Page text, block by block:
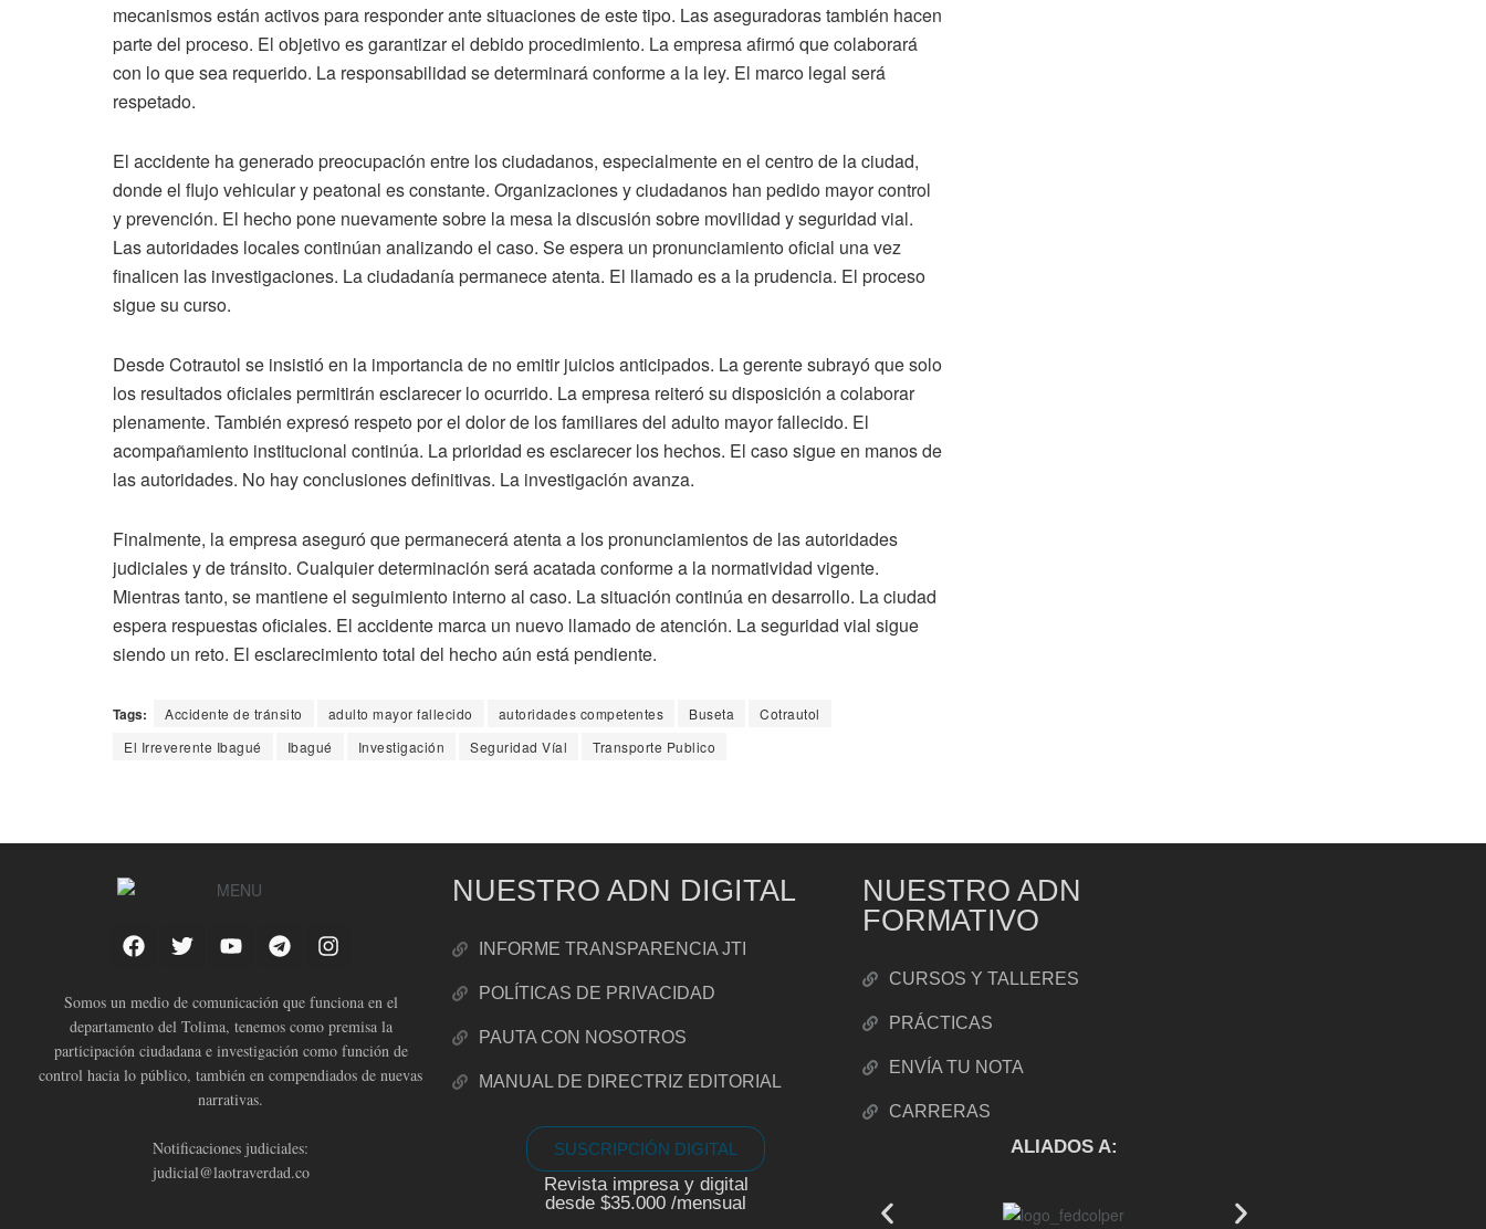
mecanismos están activos para responder ante situaciones de este tipo. Las aseguradoras también hacen
parte del proceso. El objetivo es garantizar el debido procedimiento. La empresa afirmó que colaborará
con lo que sea requerido. La responsabilidad se determinará conforme a la ley. El marco legal será
respetado.
El accidente ha generado preocupación entre los ciudadanos, especialmente en el centro de la ciudad,
donde el flujo vehicular y peatonal es constante. Organizaciones y ciudadanos han pedido mayor control
y prevención. El hecho pone nuevamente sobre la mesa la discusión sobre movilidad y seguridad vial.
Las autoridades locales continúan analizando el caso. Se espera un pronunciamiento oficial una vez
finalicen las investigaciones. La ciudadanía permanece atenta. El llamado es a la prudencia. El proceso
sigue su curso.
Desde Cotrautol se insistió en la importancia de no emitir juicios anticipados. La gerente subrayó que solo
los resultados oficiales permitirán esclarecer lo ocurrido. La empresa reiteró su disposición a colaborar
plenamente. También expresó respeto por el dolor de los familiares del adulto mayor fallecido. El
acompañamiento institucional continúa. La prioridad es esclarecer los hechos. El caso sigue en manos de
las autoridades. No hay conclusiones definitivas. La investigación avanza.
Finalmente, la empresa aseguró que permanecerá atenta a los pronunciamientos de las autoridades
judiciales y de tránsito. Cualquier determinación será acatada conforme a la normatividad vigente.
Mientras tanto, se mantiene el seguimiento interno al caso. La situación continúa en desarrollo. La ciudad
espera respuestas oficiales. El accidente marca un nuevo llamado de atención. La seguridad vial sigue
siendo un reto. El esclarecimiento total del hecho aún está pendiente.
Tags: Accidente de tránsito adulto mayor fallecido autoridades competentes Buseta
Cotrautol
El Irreverente Ibagué
Ibagué Investigación Seguridad Víal Transporte Publico
Somos un medio de comunicación que funciona en el
departamento del Tolima, tenemos como premisa la
participación ciudadana e investigación como función de
control hacia lo público, también en compendiados de nuevas
narrativas.
Notificaciones judiciales:
judicial@laotraverdad.co
NUESTRO ADN DIGITAL
INFORME TRANSPARENCIA JTI
POLÍTICAS DE PRIVACIDAD
PAUTA CON NOSOTROS
MANUAL DE DIRECTRIZ EDITORIAL
SUSCRIPCIÓN DIGITAL
Revista impresa y digital
desde $35.000 /mensual
NUESTRO ADN
FORMATIVO
CURSOS Y TALLERES
PRÁCTICAS
ENVÍA TU NOTA
CARRERAS
ALIADOS A: